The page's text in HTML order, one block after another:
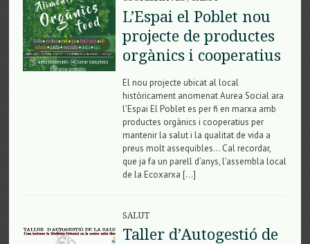
L’Espai el Poblet nou
projecte de productes
orgànics i cooperatius
El nou projecte ubicat al local
històricament anomenat Aurea Social ara
l’Espai El Poblet es per fi en marxa amb
productes orgànics i cooperatius per
mantenir la salut i la qualitat de vida a
preus molt assequibles… Cal recordar,
que ja fa un parell d’anys, l’assembla local
de la Ecoxarxa […]
SALUT
Taller d’Autogestió de